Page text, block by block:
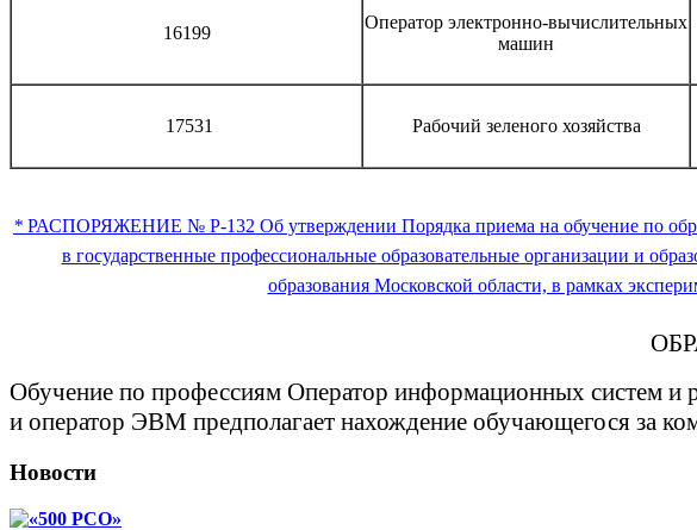
16199
Оператор электронно-вычислительных
машин
17531 Рабочий зеленого хозяйства
* РАСПОРЯЖЕНИЕ № Р-132 Об утверждении Порядка приема на обучение по
в государственные профессиональные образовательные организации и
образования Московской области, в рамках
Обучение по профессиям Оператор информационных систем и
и оператор ЭВМ предполагает нахождение обучающегося за
Новости
«500 РСО»